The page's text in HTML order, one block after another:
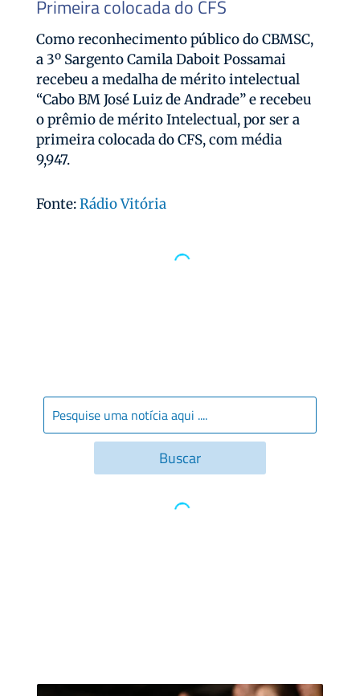
Primeira colocada do CFS
Como reconhecimento público do CBMSC,
a 3º Sargento Camila Daboit Possamai
recebeu a medalha de mérito intelectual
“Cabo BM José Luiz de Andrade” e recebeu
o prêmio de mérito Intelectual, por ser a
primeira colocada do CFS, com média
9,947.
Fonte:Rádio Vitória